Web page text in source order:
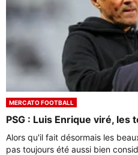
MERCATO FOOTBALL
PSG : Luis Enrique viré,
Alors qu'il fait désormais les
pas toujours été aussi bien